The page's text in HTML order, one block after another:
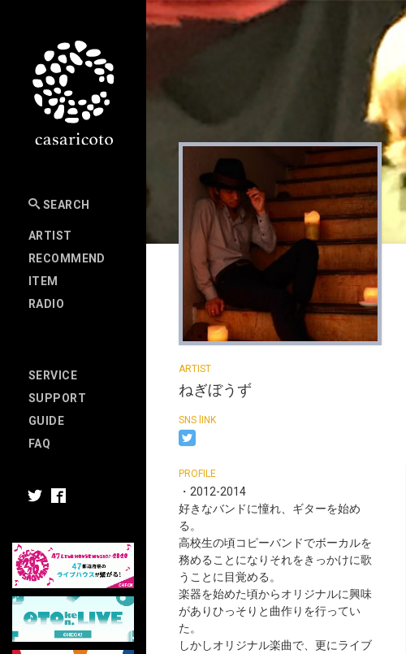
SEARCH
ARTIST
RECOMMEND
ITEM
RADIO
SERVICE
SUPPORT
GUIDE
FAQ
ねぎぼうず
・2012-2014
好きなバンドに憧れ、ギターを始め
る。
高校生の頃コピーバンドでボーカルを
務めることになりそれをきっかけに歌
うことに目覚める。
楽器を始めた頃からオリジナルに興味
がありひっそりと曲作りを行ってい
た。
しかしオリジナル楽曲で、更にライブ